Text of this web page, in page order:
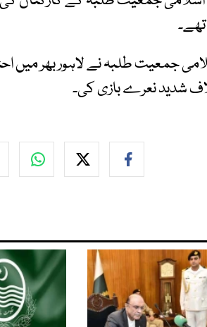
جمعیت طلبہ نے لاہور بھر میں
شدید نعرے بازی کی۔